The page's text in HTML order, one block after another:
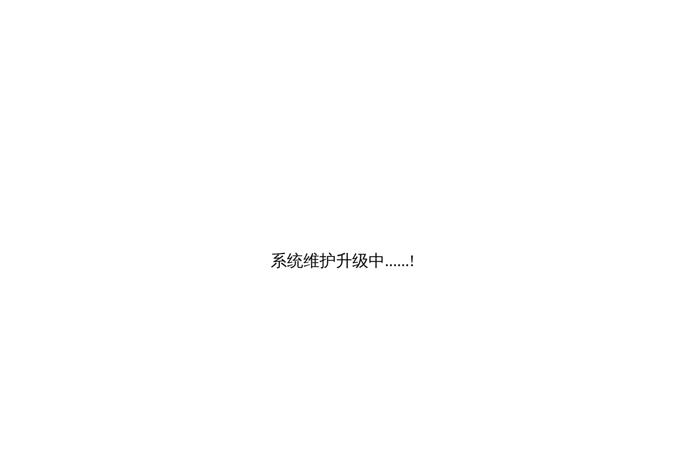
系统维护升级中......!